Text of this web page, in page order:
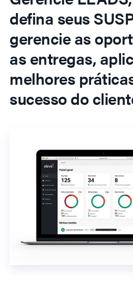
defina seus
gerencie as
as entregas,
melhores
sucesso do